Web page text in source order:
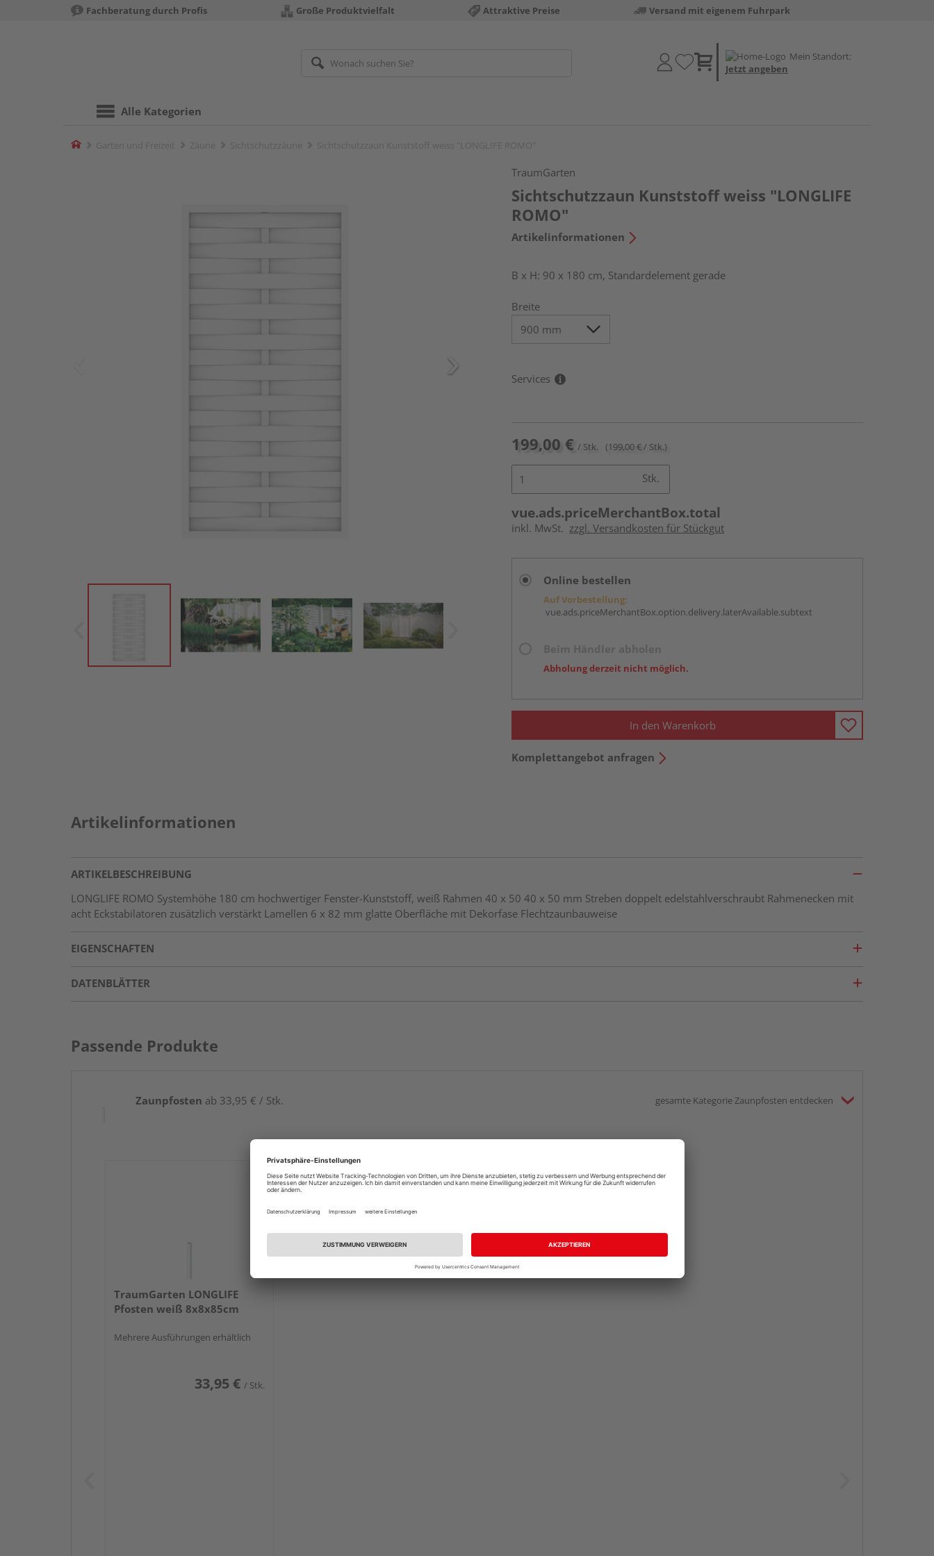
Fachberatung durch Profis Große Produktvielfalt Attraktive Preise Versand mit eigenem Fuhrpark
Mein Standort:
Jetzt angeben
Alle Kategorien
Home
TraumGarten
Sichtschutzzaun Kunststoff weiss "LONGLIFE
ROMO"
Artikelinformationen
B x H: 90 x 180 cm, Standardelement gerade
Breite
Services
199,00 € / Stk. (199,00 € / Stk.)
Stk.
vue.ads.priceMerchantBox.total
inkl. MwSt. zzgl. Versandkosten für Stückgut
Online bestellen
Auf Vorbestellung:
vue.ads.priceMerchantBox.option.delivery.laterAvailable.subtext
Abholung derzeit nicht möglich.
In den Warenkorb
Komplettangebot anfragen
Artikelinformationen
ARTIKELBESCHREIBUNG
LONGLIFE ROMO Systemhöhe 180 cm hochwertiger Fenster-Kunststoff, weiß Rahmen 40 x 50 40 x 50 mm Streben doppelt edelstahlverschraubt Rahmenecken mit
acht Eckstabilatoren zusätzlich verstärkt Lamellen 6 x 82 mm glatte Oberfläche mit Dekorfase Flechtzaunbauweise
EIGENSCHAFTEN
DATENBLÄTTER
Passende Produkte
Zaunpfosten ab 33,95 € / Stk. gesamte Kategorie Zaunpfosten entdecken
TraumGarten LONGLIFE
Pfosten weiß 8x8x85cm
Mehrere Ausführungen erhältlich
33,95 € / Stk.